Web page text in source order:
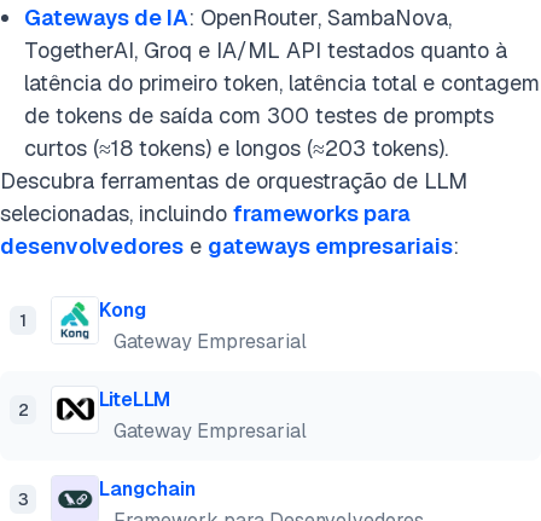
Gateways de IA: OpenRouter, SambaNova,
TogetherAI, Groq e IA/ML API testados quanto à
latência do primeiro token, latência total e contagem
de tokens de saída com 300 testes de prompts
curtos (≈18 tokens) e longos (≈203 tokens).
Descubra ferramentas de orquestração de LLM
selecionadas, incluindo frameworks para
desenvolvedores e gateways empresariais:
1
Kong
Gateway Empresarial
2
LiteLLM
Gateway Empresarial
3
Langchain